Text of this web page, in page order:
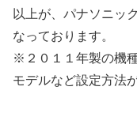
以上が、パナソニッ
なっております。
※２０１１年製の機
モデルなど設定方法